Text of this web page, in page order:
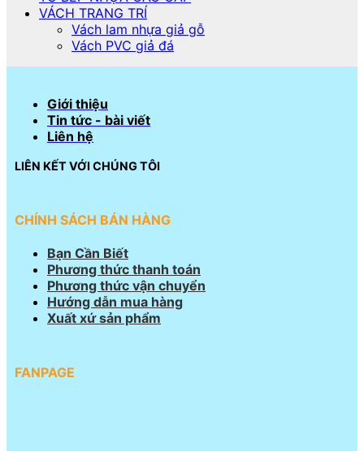
VÁCH TRANG TRÍ
Vách lam nhựa giả gỗ
Vách PVC giả đá
Giới thiệu
Tin tức - bài viết
Liên hệ
LIÊN KẾT VỚI CHÚNG TÔI
CHÍNH SÁCH BÁN HÀNG
Bạn Cần Biết
Phương thức thanh toán
Phương thức vận chuyển
Hướng dẫn mua hàng
Xuất xứ sản phẩm
FANPAGE